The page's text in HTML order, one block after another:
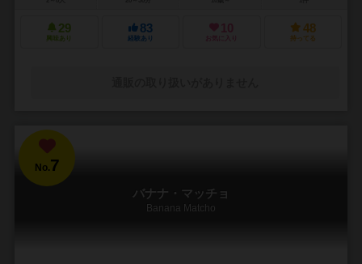
29
興味あり
83
経験あり
10
お気に入り
48
持ってる
No.7
バナナ・マッチョ
Banana Matcho